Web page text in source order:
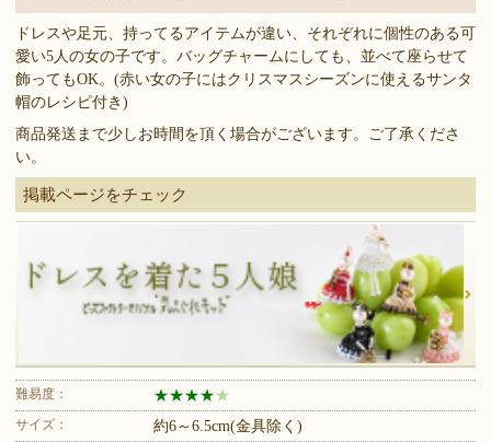
ドレスや足元、持ってるアイテムが違い、それぞれに個性のある可
愛い5人の女の子です。バッグチャームにしても、並べて座らせて
飾ってもOK。(赤い女の子にはクリスマスシーズンに使えるサンタ
帽のレシピ付き)
商品発送まで少しお時間を頂く場合がございます。ご了承くださ
い。
掲載ページをチェック
難易度： ★★★★ ★
サイズ： 約6～6.5cm(金具除く)